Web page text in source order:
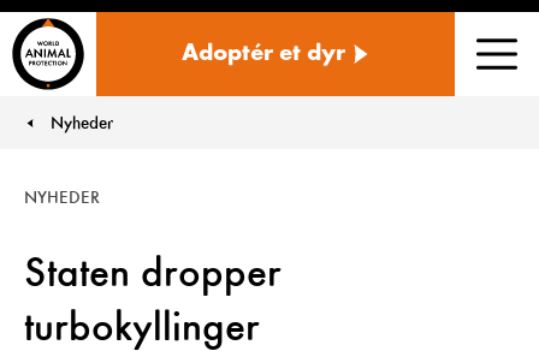
Adoptér et dyr
You are here:
Nyheder
Staten dropper
turbokyllinger
NYHEDER